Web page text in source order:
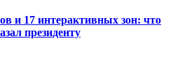
и 17 интерактивных зон: что
президенту